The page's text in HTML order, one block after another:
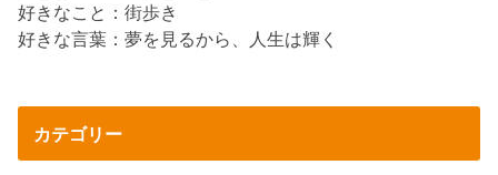
好きなこと：街歩き
好きな言葉：夢を見るから、人生は輝く
カテゴリー